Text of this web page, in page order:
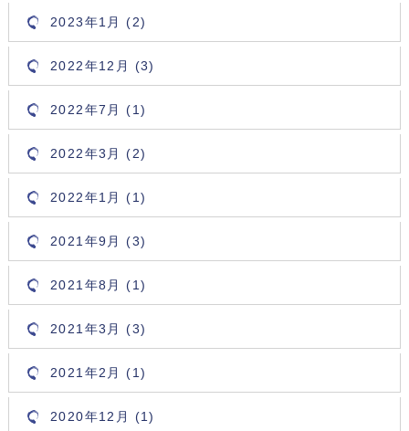
2023年1月 (2)
2022年12月 (3)
2022年7月 (1)
2022年3月 (2)
2022年1月 (1)
2021年9月 (3)
2021年8月 (1)
2021年3月 (3)
2021年2月 (1)
2020年12月 (1)